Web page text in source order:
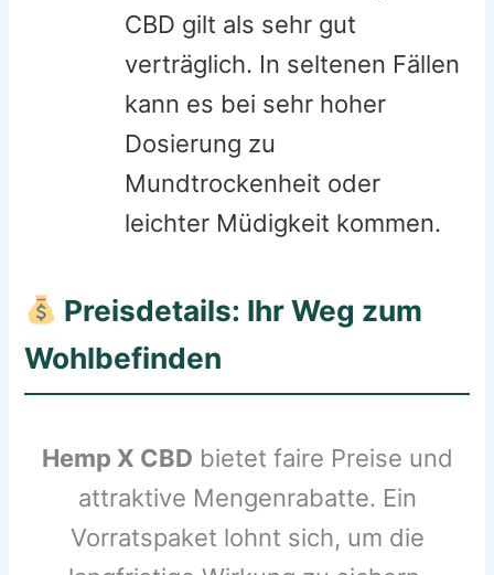
CBD gilt als sehr gut
verträglich. In seltenen Fällen
kann es bei sehr hoher
Dosierung zu
Mundtrockenheit oder
leichter Müdigkeit kommen.
Preisdetails: Ihr Weg zum
Wohlbefinden
Hemp X CBD bietet faire Preise und
attraktive Mengenrabatte. Ein
Vorratspaket lohnt sich, um die